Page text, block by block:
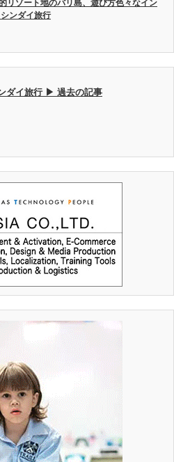
リゾート地のバリ島、遊び方色々なイン
ンダイ旅行
ダイ旅行 ▶ 過去の記事